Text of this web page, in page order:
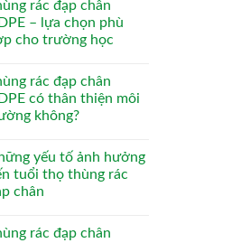
rác đạp chân
– lựa chọn phù
cho trường học
rác đạp chân
có thân thiện môi
không?
yếu tố ảnh hưởng
tuổi thọ thùng rác
chân
rác đạp chân